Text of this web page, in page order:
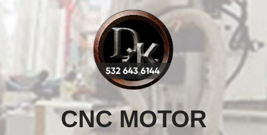
CNC MOTOR